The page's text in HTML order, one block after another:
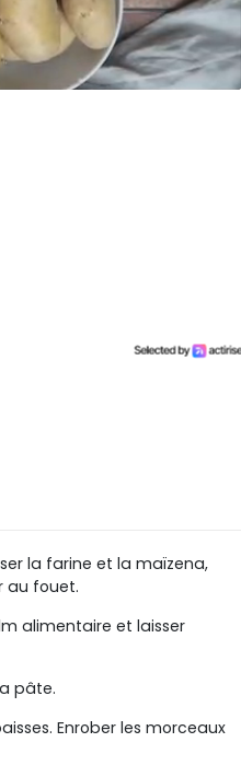
la farine et la maïzena,
au fouet.
alimentaire et laisser
pâte.
Enrober les morceaux